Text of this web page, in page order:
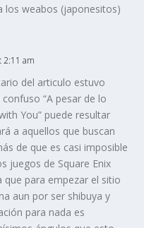
los weabos (japonesitos)
2:11 am
del articulo estuvo
“A pesar de lo
You” puede resultar
a aquellos que buscan
de que es casi imposible
juegos de Square Enix
que para empezar el sitio
aun por ser shibuya y
para nada es